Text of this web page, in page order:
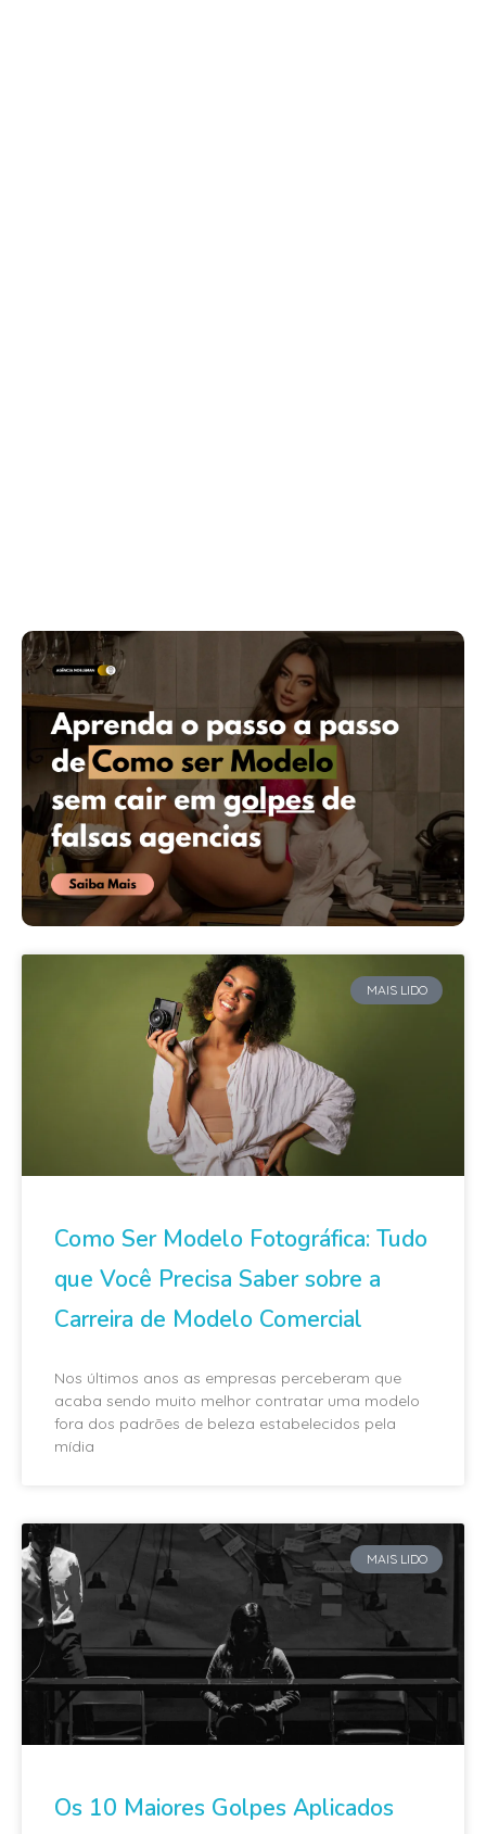
MAIS LIDO
Como Ser Modelo Fotográfica: Tudo
que Você Precisa Saber sobre a
Carreira de Modelo Comercial
Nos últimos anos as empresas perceberam que
acaba sendo muito melhor contratar uma modelo
fora dos padrões de beleza estabelecidos pela
mídia
MAIS LIDO
Os 10 Maiores Golpes Aplicados